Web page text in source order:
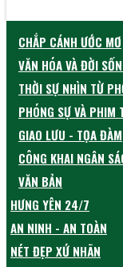
CHẮP CÁNH ƯỚC MƠ
VĂN HÓA VÀ ĐỜI
THỜI SỰ NHÌN TỪ
PHÓNG SỰ VÀ PHIM
GIAO LƯU - TỌA ĐÀM
CÔNG KHAI NGÂN
VĂN BẢN
HƯNG YÊN 24/7
AN NINH - AN TOÀN
NÉT ĐẸP XỨ NHÃN